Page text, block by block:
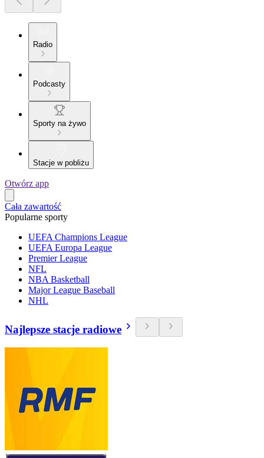
Radio
Podcasty
Sporty na żywo
Stacje w pobliżu
Otwórz app
Cała zawartość
Popularne sporty
UEFA Champions League
UEFA Europa League
Premier League
NFL
NBA Basketball
Major League Baseball
NHL
Najlepsze stacje radiowe